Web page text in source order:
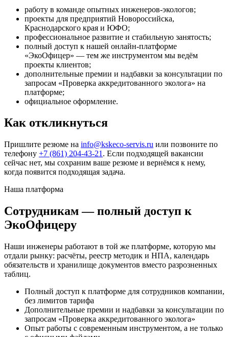
работу в команде опытных инженеров-экологов;
проекты для предприятий Новороссийска,
Краснодарского края и ЮФО;
профессиональное развитие и стабильную занятость;
полный доступ к нашей онлайн-платформе
«ЭкоОфицер» — тем же инструментом мы ведём
проекты клиентов;
дополнительные премии и надбавки за консультации по
запросам «Проверка аккредитованного эколога» на
платформе;
официальное оформление.
Как откликнуться
Пришлите резюме на info@kskeco-servis.ru или позвоните по
телефону +7 (861) 204-43-21 . Если подходящей вакансии
сейчас нет, мы сохраним ваше резюме и вернёмся к нему,
когда появится подходящая задача.
Наша платформа
Сотрудникам — полный доступ к
ЭкоОфицеру
Наши инженеры работают в той же платформе, которую мы
отдали рынку: расчёты, реестр методик и НПА, календарь
обязательств и хранилище документов вместо разрозненных
таблиц.
Полный доступ к платформе для сотрудников компании,
без лимитов тарифа
Дополнительные премии и надбавки за консультации по
запросам «Проверка аккредитованного эколога»
Опыт работы с современным инструментом, а не только